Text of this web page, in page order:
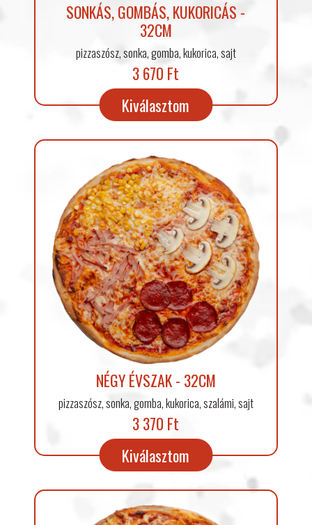
SONKÁS, GOMBÁS, KUKORICÁS -
32CM
pizzaszósz, sonka, gomba, kukorica, sajt
3 670 Ft
Kiválasztom
NÉGY ÉVSZAK - 32CM
pizzaszósz, sonka, gomba, kukorica, szalámi, sajt
3 370 Ft
Kiválasztom